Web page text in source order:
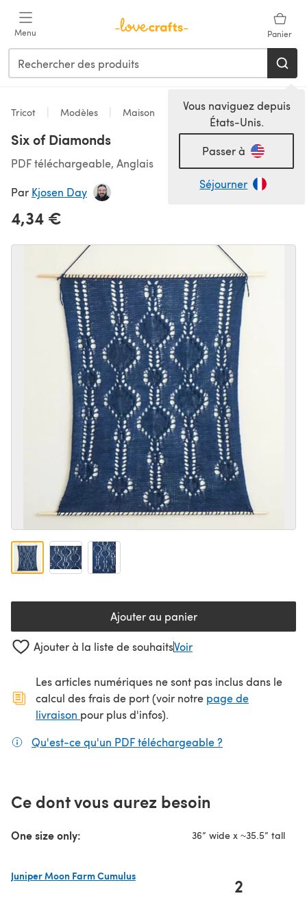
Menu Panier
Vous naviguez depuis
États-Unis.
Passer à
Séjourner
Tricot Modèles Maison
Six of Diamonds
PDF téléchargeable, Anglais
Par Kjosen Day
4,34 €
Ajouter au panier
Ajouter à la liste de souhaitsVoir
Les articles numériques ne sont pas inclus dans le
calcul des frais de port (voir notre page de
livraison (s'ouvre dans un nouvel onglet)
pour plus d'infos).
Qu'est-ce qu'un PDF téléchargeable ?
Ce dont vous aurez besoin
One size only: 36” wide x ~35.5” tall
Juniper Moon Farm Cumulus
2